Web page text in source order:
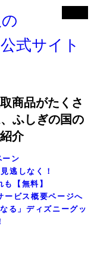
商品がたくさ
ふしぎの国の
介
ーン
逃しなく！
【無料】
る」ディズニーグッ